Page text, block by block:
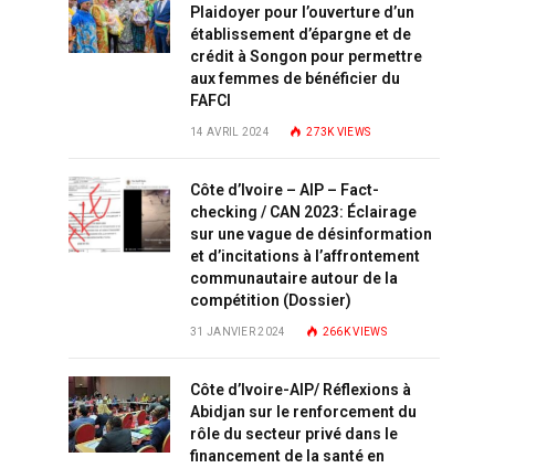
Plaidoyer pour l’ouverture d’un
établissement d’épargne et de
crédit à Songon pour permettre
aux femmes de bénéficier du
FAFCI
14 AVRIL 2024 273K VIEWS
Côte d’Ivoire – AIP – Fact-
checking / CAN 2023: Éclairage
sur une vague de désinformation
et d’incitations à l’affrontement
communautaire autour de la
compétition (Dossier)
31 JANVIER 2024 266KVIEWS
Côte d’Ivoire-AIP/ Réflexions à
Abidjan sur le renforcement du
rôle du secteur privé dans le
financement de la santé en